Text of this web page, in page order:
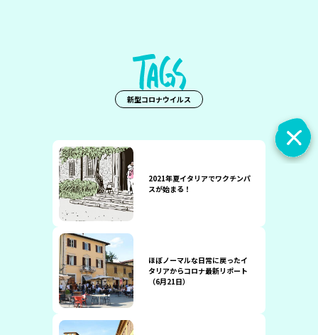
新型コロナウイルス
2021年夏イタリアでワクチンパ
スが始まる！
ほぼノーマルな日常に戻ったイ
タリアからコロナ最新リポート
（6月21日）